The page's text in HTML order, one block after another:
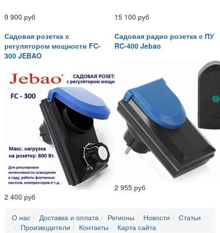
9 900 руб
15 100 руб
Садовая розетка с
регулятором мощности FC-
300 JEBAO
2 400 руб
Садовая радио розетка с ПУ
RC-400 Jebao
2 955 руб
О нас Доставка и оплата Регионы Новости
Статьи
Производители
Контакты Карта сайта